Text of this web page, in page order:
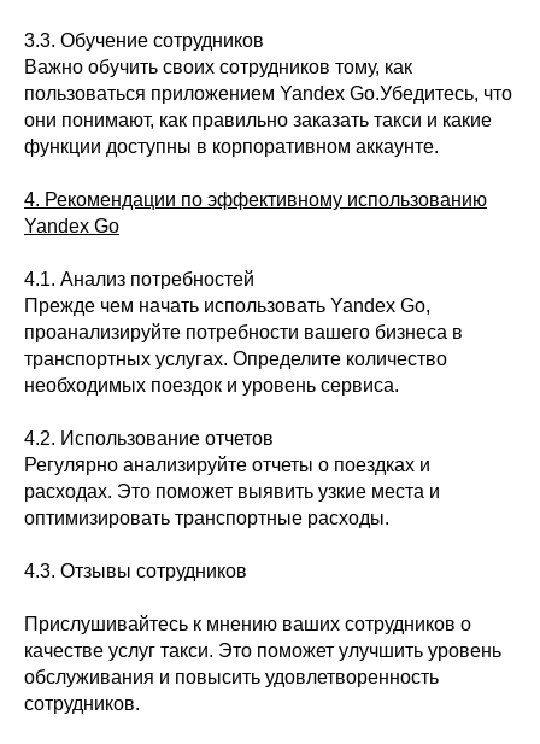
3.3. Обучение сотрудников
Важно обучить своих сотрудников тому, как
пользоваться приложением Yandex Go.Убедитесь, что
они понимают, как правильно заказать такси и какие
функции доступны в корпоративном аккаунте.
4. Рекомендации по эффективному использованию
Yandex Go
4.1. Анализ потребностей
Прежде чем начать использовать Yandex Go,
проанализируйте потребности вашего бизнеса в
транспортных услугах. Определите количество
необходимых поездок и уровень сервиса.
4.2. Использование отчетов
Регулярно анализируйте отчеты о поездках и
расходах. Это поможет выявить узкие места и
оптимизировать транспортные расходы.
4.3. Отзывы сотрудников
Прислушивайтесь к мнению ваших сотрудников о
качестве услуг такси. Это поможет улучшить уровень
обслуживания и повысить удовлетворенность
сотрудников.